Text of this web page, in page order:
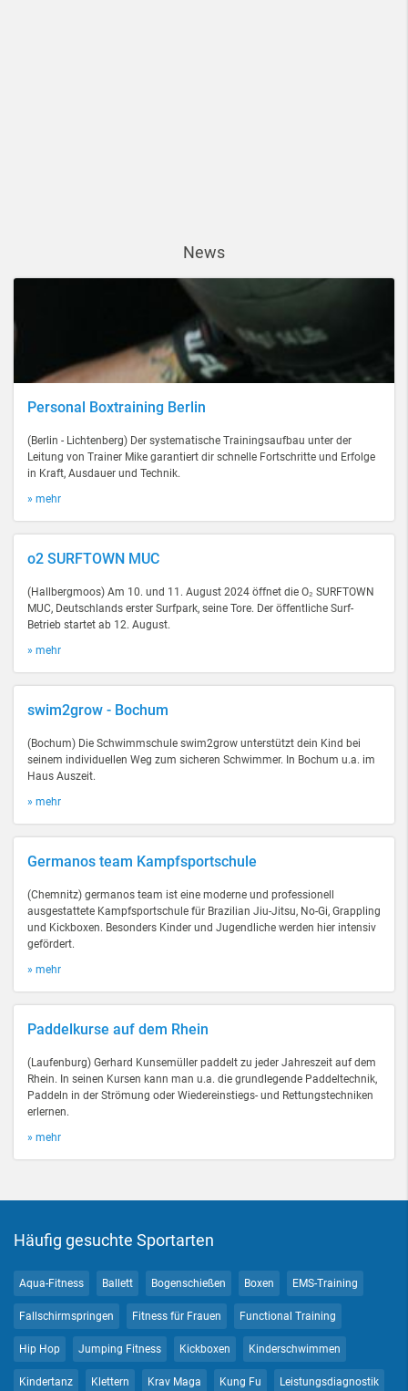
News
Personal Boxtraining Berlin
(Berlin - Lichtenberg) Der systematische Trainingsaufbau unter der
Leitung von Trainer Mike garantiert dir schnelle Fortschritte und Erfolge
in Kraft, Ausdauer und Technik.
» mehr
o2 SURFTOWN MUC
(Hallbergmoos) Am 10. und 11. August 2024 öffnet die O₂ SURFTOWN
MUC, Deutschlands erster Surfpark, seine Tore. Der öffentliche Surf-
Betrieb startet ab 12. August.
» mehr
swim2grow - Bochum
(Bochum) Die Schwimmschule swim2grow unterstützt dein Kind bei
seinem individuellen Weg zum sicheren Schwimmer. In Bochum u.a. im
Haus Auszeit.
» mehr
Germanos team Kampfsportschule
(Chemnitz) germanos team ist eine moderne und professionell
ausgestattete Kampfsportschule für Brazilian Jiu-Jitsu, No-Gi, Grappling
und Kickboxen. Besonders Kinder und Jugendliche werden hier intensiv
gefördert.
» mehr
Paddelkurse auf dem Rhein
(Laufenburg) Gerhard Kunsemüller paddelt zu jeder Jahreszeit auf dem
Rhein. In seinen Kursen kann man u.a. die grundlegende Paddeltechnik,
Paddeln in der Strömung oder Wiedereinstiegs- und Rettungstechniken
erlernen.
» mehr
Häufig gesuchte Sportarten
Aqua-Fitness Ballett Bogenschießen Boxen EMS-Training
Fallschirmspringen Fitness für Frauen Functional Training
Hip Hop Jumping Fitness Kickboxen Kinderschwimmen
Kindertanz Klettern Krav Maga Kung Fu Leistungsdiagnostik